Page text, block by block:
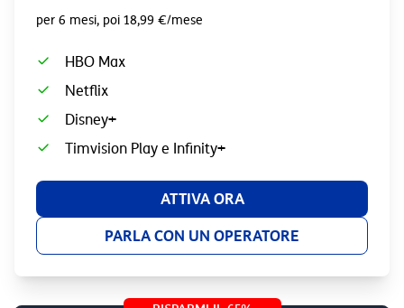
per 6 mesi, poi 18,99 €/mese
HBO Max
Netflix
Disney+
Timvision Play e Infinity+
ATTIVA ORA
PARLA CON UN OPERATORE